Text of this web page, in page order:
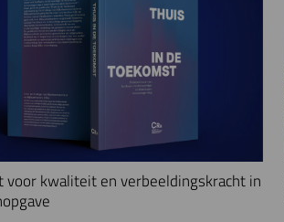
voor kwaliteit en verbeeldingskracht in